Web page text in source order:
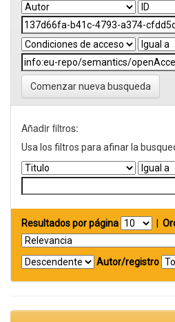
Comenzar nueva busqueda
Añadir filtros:
Usa los filtros para afinar la
Resultados por página
Autor/registro